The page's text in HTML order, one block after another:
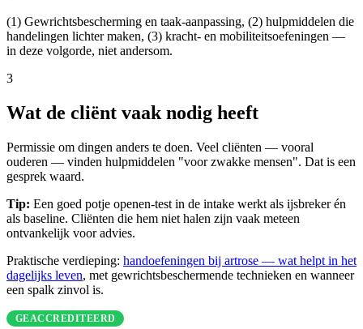
(1) Gewrichtsbescherming en taak-aanpassing, (2) hulpmiddelen die
handelingen lichter maken, (3) kracht- en mobiliteitsoefeningen —
in deze volgorde, niet andersom.
3
Wat de cliënt vaak nodig heeft
Permissie om dingen anders te doen. Veel cliënten — vooral
ouderen — vinden hulpmiddelen "voor zwakke mensen". Dat is een
gesprek waard.
Tip: Een goed potje openen-test in de intake werkt als ijsbreker én
als baseline. Cliënten die hem niet halen zijn vaak meteen
ontvankelijk voor advies.
Praktische verdieping: handoefeningen bij artrose — wat helpt in het
dagelijks leven, met gewrichtsbeschermende technieken en wanneer
een spalk zinvol is.
GEACCREDITEERD